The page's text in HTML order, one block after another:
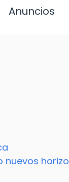
Anuncios
nuevos